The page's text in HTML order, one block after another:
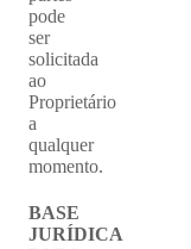
pode
ser
solicitada
ao
Proprietário
a
qualquer
momento.
BASE
JURÍDICA